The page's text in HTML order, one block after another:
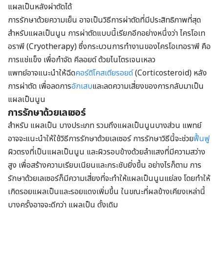
แผลเป็นหลังผ่าตัดได้
การรักษาด้วยความเย็น อาจเป็นวิธีการผ่าตัดที่มีประสิทธิภาพที่สุด
สำหรับแผลเป็นนูน การผ่าตัดแบบนี้เรียกอีกอย่างหนึ่งว่า ไครโอเท
อราพี (Cryotherapy) ซึ่งกระบวนการทำงานของไครโอเทอราพี คือ
การแช่แข็ง เพื่อกำจัด คีลอยด์ ด้วยไนโตรเจนเหลว
แพทย์อาจแนะนำให้ฉีดคอร์ติโคสเตียรอยด์(Corticosteroid) หลัง
การผ่าตัด เพื่อลดการอักเสบและลดความเสี่ยงของการกลับมาเป็น
แผลเป็นนูน
การรักษาด้วยเลเซอร์
สำหรับ แผลเป็น บางประเภท รวมถึงแผลเป็นนูนบางส่วน แพทย์
อาจจะแนะนำให้ใช้วิธีการรักษาด้วยเลเซอร์ การรักษาวิธีนี้จะช่วยฟื้นฟู
ผิวตรงที่เป็นแผลเป็นนูน และผิวรอบข้างด้วยลำแสงที่มีความสว่าง
สูง เพื่อสร้างความเรียบเนียนและกระชับยิ่งขึ้น อย่างไรก็ตาม การ
รักษาด้วยเลเซอร์ก็มีความเสี่ยงที่จะทำให้แผลเป็นนูนแย่ลง โดยทำให้
เกิดรอยแผลเป็นและรอยแดงเพิ่มขึ้น ในขณะที่ผลข้างเคียงเหล่านี้
บางครั้งอาจจะดีกว่า แผลเป็น ดั้งเดิม